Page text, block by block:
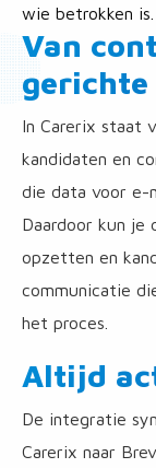
wie betrokken is.
Van
gerichte
In Carerix staat
kandidaten en
die data voor e-
Daardoor kun je
opzetten en
communicatie
het proces.
Altijd
De integratie
Carerix naar